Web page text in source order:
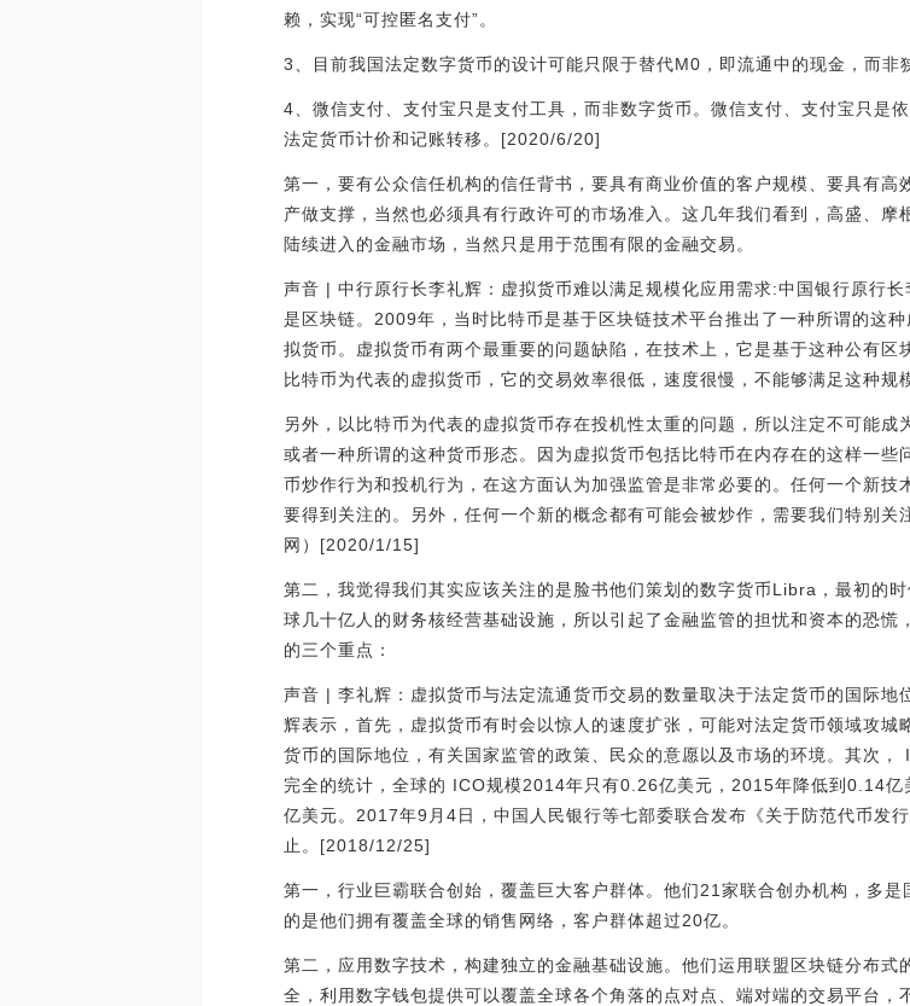
赖，实现“可控匿名支付”。
3、目前我国法定数字货币的设计可能只限于替代M0，即流通中的现金，而非
4、微信支付、支付宝只是支付工具，而非数字货币。微信支付、支付宝只是
法定货币计价和记账转移。[2020/6/20]
第一，要有公众信任机构的信任背书，要具有商业价值的客户规模、要具有
产做支撑，当然也必须具有行政许可的市场准入。这几年我们看到，高盛、
陆续进入的金融市场，当然只是用于范围有限的金融交易。
声音 | 中行原行长李礼辉：虚拟货币难以满足规模化应用需求:中国银行原行
是区块链。2009年，当时比特币是基于区块链技术平台推出了一种所谓的这
拟货币。虚拟货币有两个最重要的问题缺陷，在技术上，它是基于这种公有
比特币为代表的虚拟货币，它的交易效率很低，速度很慢，不能够满足这种规
另外，以比特币为代表的虚拟货币存在投机性太重的问题，所以注定不可能成
或者一种所谓的这种货币形态。因为虚拟货币包括比特币在内存在的这样一
币炒作行为和投机行为，在这方面认为加强监管是非常必要的。任何一个新
要得到关注的。另外，任何一个新的概念都有可能会被炒作，需要我们特别
网）[2020/1/15]
第二，我觉得我们其实应该关注的是脸书他们策划的数字货币Libra，最初的
球几十亿人的财务核经营基础设施，所以引起了金融监管的担忧和资本的恐
的三个重点：
声音 | 李礼辉：虚拟货币与法定流通货币交易的数量取决于法定货币的国际
辉表示，首先，虚拟货币有时会以惊人的速度扩张，可能对法定货币领域攻
货币的国际地位，有关国家监管的政策、民众的意愿以及市场的环境。其次
完全的统计，全球的 ICO规模2014年只有0.26亿美元，2015年降低到0.14
亿美元。2017年9月4日，中国人民银行等七部委联合发布《关于防范代币发
止。[2018/12/25]
第一，行业巨霸联合创始，覆盖巨大客户群体。他们21家联合创办机构，多
的是他们拥有覆盖全球的销售网络，客户群体超过20亿。
第二，应用数字技术，构建独立的金融基础设施。他们运用联盟区块链分布
全，利用数字钱包提供可以覆盖全球各个角落的点对点、端对端的交易平台，